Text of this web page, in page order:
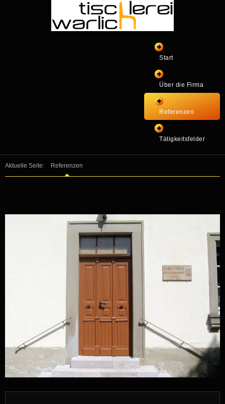
Start
Über die Firma
Referenzen
Tätigkeitsfelder
Aktuelle Seite: Referenzen